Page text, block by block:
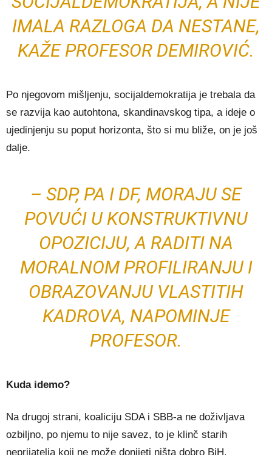
IMALA RAZLOGA DA NESTANE,
KAŽE PROFESOR DEMIROVIĆ.
Po njegovom mišljenju, socijaldemokratija je trebala da
se razvija kao autohtona, skandinavskog tipa, a ideje o
ujedinjenju su poput horizonta, što si mu bliže, on je još
dalje.
– SDP, PA I DF, MORAJU SE
POVUĆI U KONSTRUKTIVNU
OPOZICIJU, A RADITI NA
MORALNOM PROFILIRANJU I
OBRAZOVANJU VLASTITIH
KADROVA, NAPOMINJE
PROFESOR.
Kuda idemo?
Na drugoj strani, koaliciju SDA i SBB-a ne doživljava
ozbiljno, po njemu to nije savez, to je klinč starih
neprijatelja koji ne može donijeti ništa dobro BiH.